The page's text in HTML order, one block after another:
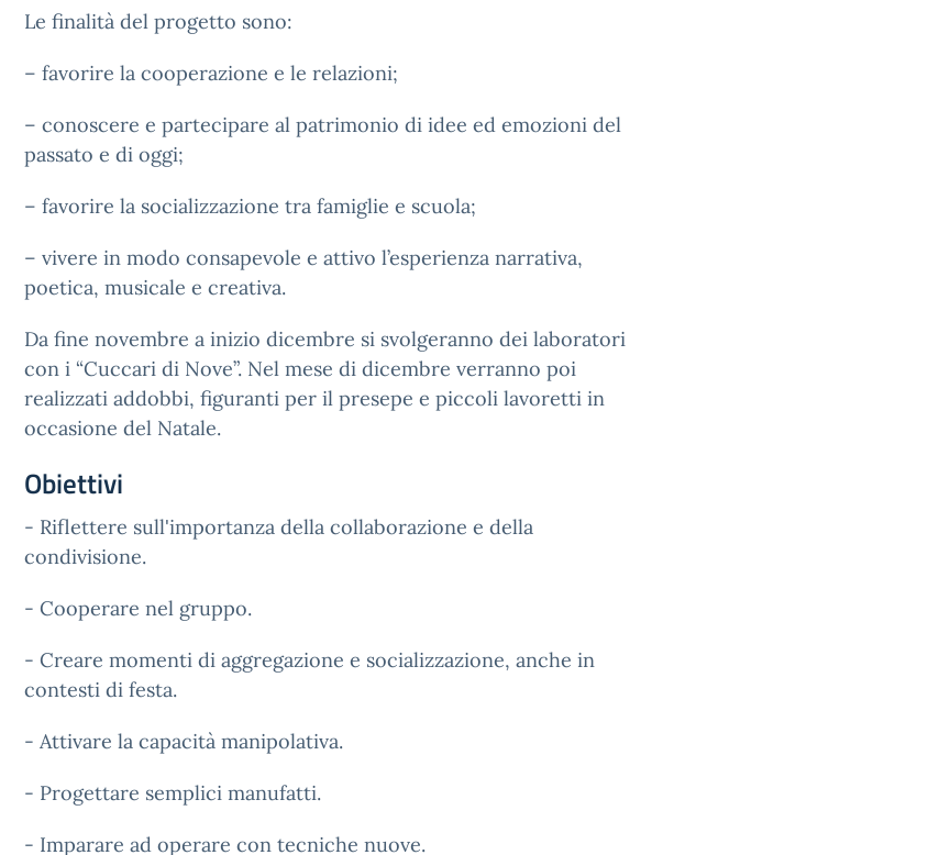
Le finalità del progetto sono:
– favorire la cooperazione e le relazioni;
– conoscere e partecipare al patrimonio di idee ed emozioni del
passato e di oggi;
– favorire la socializzazione tra famiglie e scuola;
– vivere in modo consapevole e attivo l’esperienza narrativa,
poetica, musicale e creativa.
Da fine novembre a inizio dicembre si svolgeranno dei laboratori
con i “Cuccari di Nove”. Nel mese di dicembre verranno poi
realizzati addobbi, figuranti per il presepe e piccoli lavoretti in
occasione del Natale.
Obiettivi
- Riflettere sull'importanza della collaborazione e della
condivisione.
- Cooperare nel gruppo.
- Creare momenti di aggregazione e socializzazione, anche in
contesti di festa.
- Attivare la capacità manipolativa.
- Progettare semplici manufatti.
- Imparare ad operare con tecniche nuove.